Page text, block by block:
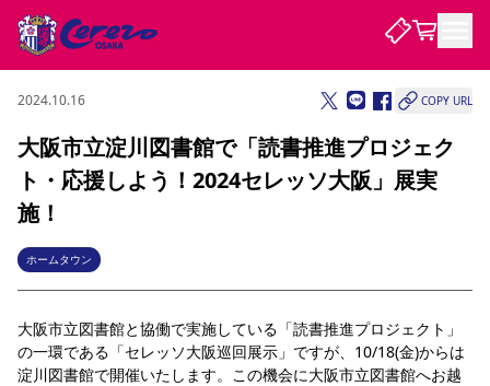
試合・チーム
試合について
試合日程 / 結果
チームについて
アカデミー ハナサカプレーヤー 歴代所属選手
観戦する
チケット
チケット情報 販売スケジュール 価格・席種 購入方法
特定興行入場券
譲渡サービス リセールサービス
観戦ガイド
クラブを知る
セレッソ大阪について
クラブ紹介 沿革 シーズン記録 求人情報
ファンクラブ
2024.10.16 COPY URL
大阪市立淀川図書館で「読書推進プロジェク
ト・応援しよう！2024セレッソ大阪」展実
施！
ホームタウン
大阪市立図書館と協働で実施している「読書推進プロジェクト」
の一環である「セレッソ大阪巡回展示」ですが、10/18(金)からは
淀川図書館で開催いたします。この機会に大阪市立図書館へお越